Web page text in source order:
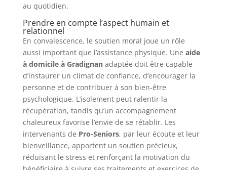
au quotidien.
Prendre en compte l’aspect humain et
relationnel
En convalescence, le soutien moral joue un rôle
aussi important que l’assistance physique. Une aide
à domicile à Gradignanadaptée doit être capable
d’instaurer un climat de confiance, d’encourager la
personne et de contribuer à son bien-être
psychologique. L’isolement peut ralentir la
récupération, tandis qu’un accompagnement
chaleureux favorise l’envie de se rétablir. Les
intervenants de Pro-Seniors, par leur écoute et leur
bienveillance, apportent un soutien précieux,
réduisant le stress et renforçant la motivation du